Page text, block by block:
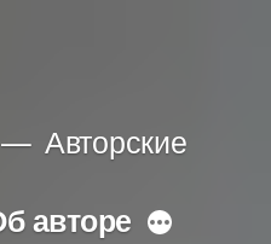
Авторские
авторе Больше